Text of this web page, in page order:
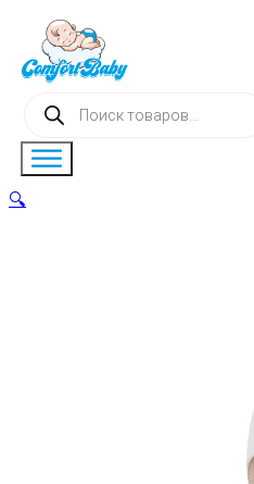
Поиск
товаров
🔍